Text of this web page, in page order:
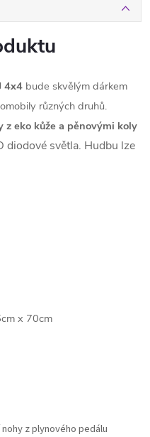
4x4 bude skvělým dárkem
různých druhů.
z eko kůže a pěnovými koly
diodové světla. Hudbu lze
x 70cm
z plynového pedálu